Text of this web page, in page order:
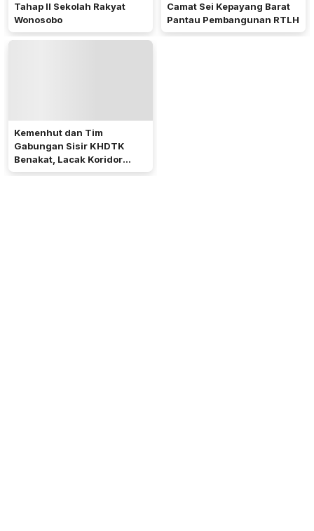
Tahap II Sekolah Rakyat
Wonosobo
Camat Sei Kepayang Barat
Pantau Pembangunan RTLH
Kemenhut dan Tim
Gabungan Sisir KHDTK
Benakat, Lacak Koridor
Gajah Sumatera